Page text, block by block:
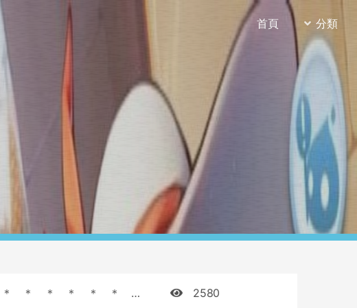
首頁 分類
零、鎮樓歌＊ ＊ ＊ ＊ ＊ ＊ ＊ ＊ ＊ ＊ ＊ ＊ ＊ ＊ ＊ ＊ ＊ ＊ ＊ ＊一、前言 看到這個標題你應該要知道這篇要談論哪一種魅影追蹤者（下略：「魅影」）了，還不知道的話建議你去看別篇文章吧，因為這條路並不好走。 自動魅影念咒（下略：「魅詠」）一直都是魅影的一大特色，可以取得非常高機率的自動詠唱能力，雖然只支援魔法師與巫師的技能，而當中實用的技能又寥寥可數，但無止境地魔法從天而降或是竄地而出，依然是相當炫目。 與常見的自動詠唱玩法的差別在於可以自動詠唱大型魔法（隕石術或暴風雪等），一定程度上解決了自動詠唱玩法總是欠缺範圍性質傷害的能力，但再怎麼說都只是二轉技能，要比上一些主流玩法，自然還是有一大段差距。 魅詠通常水準到一個程度後會很難爬升，要再向上清一色中高價卡片（不朽風魔巫師卡片或時間支配者卡片等）或是轉蛋產物（席琳的胸針）等，而就算入手了也說不上是強悍的玩法，所幸近期開放了對於魅詠魅影福音之一的「森林♂妖精卡片」，只要肯花時間，戰力也比以前好上不少了（但還是輸主流玩法）。 同時，魅詠缺乏瞬間傷害也很容易在遊戲中期失去方向、遭受旁人冷眼相待，而為了解決這個狀況（和我當時有點玩膩了），我自己考量一陣子後，便將魅詠與常見的「弓型（箭雨風暴／大暴雨與三角射擊）」玩法結合，成了混弓型與魅詠型於一體的魅影追蹤者角色。 結合後雖然因此失去了很多技能點數，但因為不參與對玩家戰，所以整體上技能點數還是相當充足。另一方面，受到魅詠需要 Int 來增強 MAtk 的影響，基礎的 SP 恢復量也較高，彌補了一部分大暴雨與犀利鷹眼較重的 SP 消耗負擔，以避免過多的消耗；也因為納西斯弓的登場，魅影的大暴雨在等級栽培上也可以受到青睞，以解決魅詠組隊上可能遭遇的尷尬情形。＊ ＊ ＊ ＊ ＊ ＊ ＊ ＊ ＊ ＊ ＊ ＊ ＊ ＊ ＊ ＊ ＊ ＊ ＊ ＊二、簡介：「自動魅影念咒」 自動魅影念咒，資料剛釋出的時候大多人們稱呼為「自動暗影詠唱（因為『魅影追蹤者』最初被稱呼為『暗影追蹤者』）」，俗稱「暗詠」；後續職業名稱和技能名稱正式登場，「魅影追蹤者」與「自動魅影念咒」映入眼簾，但是「暗詠」朗朗上口和遊戲上對於施法過程的稱呼是「詠唱」等原因，最後大家普遍的俗稱還是在「暗詠（近期較少見）」或「魅詠」上。 在前些日子的職業優化（*1）後，魅詠開始可以施展最高 Lv. 7 的魔法，同時魅詠不再需要命中，更能使用「弓」來觸發！最核心的影響在於「可以施展最高 Lv. 7 的魔法」可以有效地增強傷害（*2），後續的「不需要命中」與「能使用弓觸發」對目前版本影響較小（*2）（*3）。 魅詠持續 60 - 300 秒、觸發機率為 28 - 15%，觸發的魔法等級為 Lv. 3 - 7 。 對應於機率與觸發魔法等級是反向關係以及裝備特性的因素，目前魅詠主流玩法分成兩個主要分支： → 小法流 → 大法流 前者透過「四大屬性魔劍」或是未來才要登場的「幻影聖劍 渾沌」以及最高高達 28% 觸發機率的魅詠，降下大量的元素箭來打擊敵人；後者透過「魔導劍」與多如驟雨隕石術打擊敵人。 小法流算是比較有特色的玩法，其背後的缺點滿多的，包含了： → 使用「單手劍」，基礎 ASpd 較低 → 目前武器的 MAtk 較低 → 屬性分散，不易強化 → 屬性分散，對上大部分的敵人都難以發揮實力 → 只能應對單體敵人 → 需要頻繁補充魅詠（60秒／次） 大法流則是幾乎沒有上述的問題，也是目前魅詠玩法中成為主流的原因： → 使用「短劍」，基礎 ASpd 較高 → 目前武器的 MAtk 居中 → 屬性單一，方便強化 → 可以應對複數敵人 → 不需要頻繁補充魅詠（300秒／次） 以上便是魅詠的簡單介紹，接下來就要進入正文了。 *1：https://ro.gnjoy.com.tw/notice/notice_view.aspx?id=2302 *2：不需要命中觸發只應用於魅詠系統，一般道具（如目前主流的「魔導劍」）的自動詠唱功能依然需要命中才能觸發。 *3：目前版本中魅影可以使用的弓不存在 MAtk 的加成，所以要有所發揮還相當困難，但 kRO 已經將「塔諾斯戰弓」調整為可以供魅影使用，或許未來會有嶄新的魅詠玩法登場。＊ ＊ ＊ ＊ ＊ ＊ ＊ ＊ ＊ ＊ ＊ ＊ ＊ ＊ ＊ ＊ ＊ ＊ ＊ ＊三、遊戲歷程● Lv. 1 - 99 這邊取向於你自身要基於什麼類型起步。混弓與魅詠型的魅影最終一定會分配到 Agi 、 Vit 、 Int 與 Dex （後依序略：「Ａ」、「Ｖ」、「Ｉ」與「Ｄ」），但起步時肯定沒這麼多素質點數可以點。 我個人是以「弓型」起步，而且點了不少的Ａ來拉高攻速，藉此增加三轉前所持的戰力：「Ａ：90 Ｄ：90 其餘Ｉ」。● Lv. 99 - 108 在三轉初期，我不是很建議以弓型來發揮，尤其是大暴雨初期的詠唱、消耗和傷害各方面來說都有點不討喜，而箭雨風暴沒有一定裝備可能也會在幾個熱門地點無法順暢闖蕩。 相較起來，魅詠雖然沒有一流的戰力，但且走且戰的特性很適合初期要傷害沒傷害、要體質沒體質又怕 SP 消耗的情形。 由於Ａ與Ｄ在前面已經有點水準，在此階段主要拉高Ｉ來進一步強化魅詠戰力。 ○隕石術狩獵：犬妖 雖然犬妖中有一隻不受隕石術傷害，但仰賴魔導劍的超自然波依然可以順利帶走。 ○暴風雪狩獵：諾可羅德 暴風雪一直以來都不太受到青睞，主因是推擊效果以及冰凍後沒有傷害的原因，但推擊效果也是他的優點。 諾可羅德對於三轉初期的角色來說傷害還是有點高，而且魅詠大多會犧牲盾牌與抗性披肩來取得更高（弓型則是不能拿盾），也因此讓暴風雪在這個階段有很好的效益，可以有效地推開敵人以減少受到的傷害，再透過魔導劍的超自然波來破除冰凍，同時超自然波也是傷害的保證，可以確保就算破除冰凍也能將敵人掃蕩乾淨。 ○暴風雪狩獵：莎拉的記憶 莎拉的記憶也是個固定敵人密集的場所，其中有部分的敵人還是火屬性，隕石術不好發揮，正好適合暴風雪來此一遊。 ○暴風雪狩獵：諾可羅德 這是在拿起「怒雷強擊套卡（『鴞裊侯爵卡片』與『鴞裊子爵卡片』）」後所拍的影片。 換上怒雷強擊套卡後，破冰的能力又再提升了一些，不過因為我本來的裝備包含了兩個無頭騾卡片飾品，而怒雷強擊的發動機率本身也沒說很高，所以效率應該差不多。● Lv. 108 - 125 進入拉赫神殿時期，這邊可以依照自己的情況來調整要使用暴風雪還是隕石術。 將Ｉ補足 80 - 90 之間，後續開始拉高Ｖ以增強血量。 ○隕石術狩獵：拉赫聖域 這影片是第二次進入拉赫神殿1F，第一次是跟團，自動魅影詠唱暴風雪來狩獵。 選擇暴風雪的主要理由是安全，當時想試刀前就看到有人在招組隊，不確定自己的能耐，只好選安全的方案，最後發覺有點安全過頭了，再加上神殿地形開闊，暴風雪的推移問題會比火二時期嚴重很多，所以第二次就換成隕石術了。 ○隕石術狩獵：120週末副本 受到不死系敵人不會陷入冰凍影響，暴風雪在週末副本的表現不算差，不過隕石術有屬性加成、裝備易取得與沒有推擊效果加持，整體上還是較具優勢。● Lv. 125 - 153 這段期間的敵人生命值暴漲，對魅詠來說有些不友善，但受到屬性有利於隕石術影響，整體的戰力也不算太差。 在這段期間會讓Ａ、Ｖ、Ｉ與Ｄ都有一定水準，後續可以看有哪裡不足自己挑選以補足，例如缺體質補Ｖ、缺魔法傷害就補Ｉ等等。 ○隕石術狩獵：龍巢穴 自動詠唱型魅影追蹤者是慢熱型的玩法，想要有效率就得引著大批大批的魔物，也因此開始容易耗費道具，特別是在龍巢穴這種有暴氣設定的地圖。 要特別注意這段期間的敵人都有一定的攻擊距離，最好妥善引誘好位置後再開始攻擊。 ○大暴雨狩獵：龍巢穴 中途有洗過一次點，所以配點整體上是偏向魅詠的，時間太久遠忘記原因了，但不影響。如果你是照著上面的配點，同裝備下應該會比我的影片打得更順一點。 虛擊炸彈是很強的技能，但強的背後隱藏了一些條件，例如冷卻時間和後移效果很難作為主力輸出、如果一旁有其他玩家，敵人會直接轉向（撿拾習性則會跑去撿東西）等等的問題；但對於目前主流的散打狩獵團來說不成問題，透過大暴雨消磨敵人血量，同時開啟犀利鷹眼再用虛擊炸彈收尾，還剛好用後移效果開始尋覓下一群敵人，形成良好的循環。 這組玩法足夠一路玩上 Lv. 175 。 ○大暴雨狩獵：160週末副本 跟上段一樣的玩法，不過受到週末副本相對密集，有時候虛擊炸彈不能輕易出手。● Lv. 153 - 175 ○大暴雨狩獵：研究棟-WISH 沒變。但因為裝備因素，在這邊就算開出犀利鷹眼也未必能夠順利靠虛擊炸彈收掉。 ○大暴雨狩獵：週五副本 沒變。 ○大暴雨狩獵：160週末副本 因為大暴雨帶有 BaseLv 參數，到最後已經不需要再靠犀利鷹眼就能收掉副本內的敵人了。 以及，畢業。●獵殺波利島 ○隕石術狩獵：獵殺波利島 因為全道具都可以偷外加波利們很好暈，所以其實還滿好打的，只是需要用生命水來維持HP。 另一方面，最好把衣服換上不死屬性的衣服，可以免疫掉石化與冰凍；特別是石化，這裡的石化很可怕。＊ ＊ ＊ ＊ ＊ ＊ ＊ ＊ ＊ ＊ ＊ ＊ ＊ ＊ ＊ ＊ ＊ ＊ ＊ ＊四、素質分配 受到我是玩小孩角色的緣故，所以素質上限是 117 ，不要再問我為什麼不點 120 了，因為我不能點。 Str 20 Agi 117 Vit 92 Int 103 Dex 117 Luk 1 除了 Str 有點我個人喜好外，其他配點都差不多，可以捨棄 Str 與微高的Ｉ分配給Ａ（如果要玩三角射擊的話）與Ｄ（如果需要時光靈巧戰靴的效果的話）。＊ ＊ ＊ ＊ ＊ ＊ ＊ ＊ ＊ ＊ ＊ ＊ ＊ ＊ ＊ ＊ ＊ ＊ ＊ ＊五、技能分配 延續上段，我自己的配點（小孩）如下： → https://goo.gl/qTcspo＊ ＊ ＊ ＊ ＊ ＊ ＊ ＊ ＊ ＊ ＊ ＊ ＊ ＊ ＊ ＊ ＊ ＊ ＊ ＊六、裝備配置●頭飾 目前環境下頭飾主要仰賴「修咖巴殷的黑貓耳朵」，經濟實惠！但如果有 +25 影子風暴套裝的話，也可以換成「席琳的蝴蝶結」來拉高 MAtk ，畢竟影子魅影追蹤者套裝對魅詠的幫助有限。 中與下段則看每個人的口袋，我自己是習慣穿「吐舌面具」。●鎧甲 「奉承外袍」，謝謝。●武器 「魔導劍」，謝謝。其他武器再強，都很難贏過超自然波與「暴走魔法」的影響力，魔導劍為如今最強魅詠武器當之無愧。 當然了，如果要玩小法流你也只能選「四大屬性魔劍」與還沒登場的「幻影聖劍 渾沌」了。●盾牌 建議是不使用，因為攻速即自詠命脈。 如果有能力維持在持盾 193 ，那麼各式「騎士盾牌」或各式「瘋狂兔寶寶」都是能增強傷害甚至攻速的好選擇，另一方面則是「刺針盾牌」可以作為平價選擇，透過與「野牛之角」的搭配可以保持一定攻速並追加反射能力以增加自詠機率。●披肩 披肩選擇眾多，除了幻影聖劍 渾沌卡死「幻影伯爵斗篷」外，依個人喜好調整。我個人是選用「巨神蟒蛇皮」，透過「特級（Special）附魔」獲得額外的攻速，並與時光戰靴組成套裝以提升體質。●鞋子 可以弄到暴走魔法的任一者。 我自己是選「時光敏捷戰靴」並附魔「攻擊後延遲」，因為 193 說難撐也沒很難，但說好撐好像也沒有到好撐。●飾品 飾品撇除高價品的話，通常會在「邪靈手套」、「鍊金術師手套」和「魔力暴增戒指」上選擇。 邪靈手套給了一些自詠效果，其功能特別在阻撓敵人的攻擊上非常好，但因為邪靈手套的主要效果「超自然波」實際發動率不明加上等級較低，單看戰力部分能不能贏過鍊金術師手套還無法確認。 鍊金術師手套無庸置疑是大法隕石型的超‧經濟實惠選擇。 魔力暴增戒指的主要目的是為了泛用，而且其數值也不差。與魔力暴增戒指功能接近的還有漩渦之墜與和諧之墜，都是可以考量的選擇。●影子裝備 影子魅影追蹤者套裝可以有不錯的效果，包含了全能力加成與小量的血量加成，不過其他效果對魅詠來說就有點沒用（而且影子魅影有點略貴）。 若要組個不會很昂貴且對魅詠有幫助的影子裝備，應該會是：影子附魔手套、耳環與墜子配上影子巫師鎧甲與戰靴。前者可以補回一點因為暴走魔法而消耗的 SP ，好讓你可以使用貪婪之類的小技能，後者則可以增強大法的傷害，對於魅影來說都是滿實用的功能，而且價格也滿友善的。 （我寫到這邊才想起影子巫師套裝有加隕石術傷害，也很謝謝剛剛在遊戲中送我鎧甲與戰靴的人）＊ ＊ ＊ ＊ ＊ ＊ ＊ ＊ ＊ ＊ ＊ ＊ ＊ ＊ ＊ ＊ ＊ ＊ ＊ ＊七、卡片選擇●頭飾 除了幾張各法系也在搶的以外，沒什麼特別好插的。●鎧甲 「漂流浪人卡片」，謝謝。●武器 魔法性質的武器卡片目前實在沒什麼中低價的亮點卡片，撇除王卡個人只推薦插上一張「邪靈禮盒卡片」，非常高機率的詛咒，而且詛咒可以降低敵人造成的傷害，對魅詠來說非常有用。 特別提醒一下不要再插「血腥騎士卡片」了。●盾牌 抗性。●披肩 「火蜥蜴卡片」，謝謝。 目前僅開放「滅絕狂暴木乃伊卡片」與「邪靈長老卡片」兩個增強特定屬性魔法的卡片，除非有特別需求（小法流不需要隕石術傷害）或是原本就有，不然火蜥蜴卡片的價位與效益絕對讓人滿意。●鞋子 「滅絕木乃伊犬卡片」，謝謝。●飾品 森林妖精卡片這類增強指定屬性魔法的卡片。 魔法面向的卡片要不是插與不插你沒有感覺，就是一插荷包就咳血，另一種則是只能打一種種族的敵人，所以也沒什麼好選的，我這就寫得很隨便了xDDD 上面主要面向都是傷害增強，當然得考量一下自己的狀況，例如抗性與血量是否足夠，是否需要換上一張「大嘴鳥卡片」增強血量？遊戲終究是活的。＊ ＊ ＊ ＊ ＊ ＊ ＊ ＊ ＊ ＊ ＊ ＊ ＊ ＊ ＊ ＊ ＊ ＊ ＊ ＊八、自動魅影念咒小知識 受到隕石術與超自然波都是長時間造成傷害的特性影響，魅詠最擅長的情形是敵人源源不斷的竄出的場所，例如這次獵殺波利島，趁著人多的時段找個好位子，有機會可以站在原地一路砍到時間結束（只是要記得撿東西和轉換目標），而且效率也不錯。只是要記得不要選太白目的位置（橋口），會引來眾怒的。 同樣延續上面的特性，角色可以在隕石掉落中途小幅度地向四周移動，這樣可以拉動附近的敵人過來，增加敵人的數量。不過也得記得你停幾秒，稍後的隕石就會稀疏幾秒，不要停下來太久了。 遊戲中轉換目標的時間點如果是在目標死亡後，會有一段小延遲，最好是一開始就選擇最難擊殺的敵人來打（獵殺波利島中，土波利受到屬性因素可以存活最久，所以可以選他），這樣能夠避免轉換目標中途的延遲。提前點身旁別個目標也可以取消延遲。＊ ＊ ＊ ＊ ＊ ＊ ＊ ＊ ＊ ＊ ＊ ＊ ＊ ＊ ＊ ＊ ＊ ＊ ＊ ＊九、後記 魅詠是個（自己）玩得開心、（別人）看得難過的一個玩法，硬要說我覺得就是體質和戰力上乘版本的自詠超初，可是明明是三轉職業，戰力卻又差了一截，兩難啊。 不過，從 kRO 的諾可羅德三樓影片中可以找到不少魅詠的影片，可見魅詠的魅力十足啊。 文章來源:來自巴哈姆特 2580